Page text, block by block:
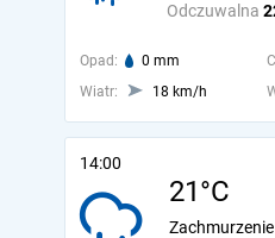
Odczuwalna
Opad: 0 mm
Wiatr:
18 km/h
14:00
21°C